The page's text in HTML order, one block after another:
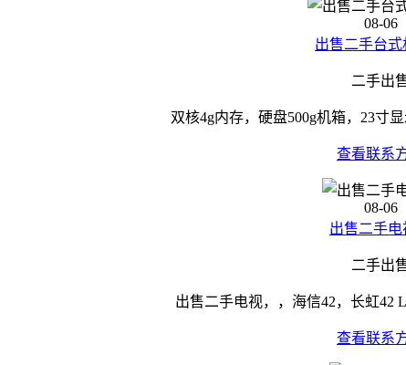
08-06
出售二手台式
二手出
双核4g内存，硬盘500g机箱，23寸
查看联系
08-06
出售二手电
二手出
出售二手电视，，海信42，长虹42
查看联系